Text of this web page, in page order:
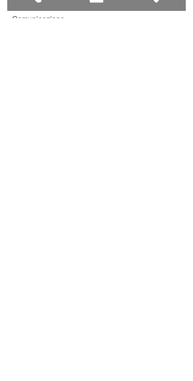
Comunicazione